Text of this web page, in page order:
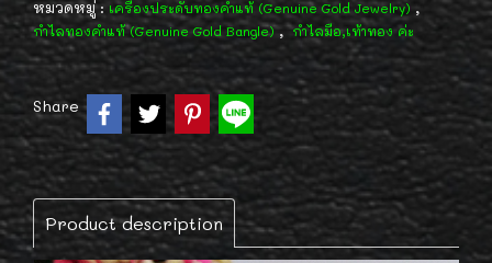
หมวดหมู่ : เครื่องประดับทองคำแท้ (Genuine Gold Jewelry) ,
กำไลทองคำแท้ (Genuine Gold Bangle), กำไลมือ,เท้าทอง ค่ะ
Share
Product description